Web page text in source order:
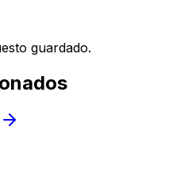
guardado.